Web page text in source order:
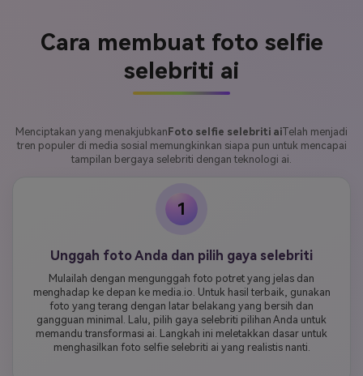
Cara membuat foto selfie
selebriti ai
Menciptakan yang menakjubkan Foto selfie selebriti aiTelah menjadi
tren populer di media sosial memungkinkan siapa pun untuk mencapai
tampilan bergaya selebriti dengan teknologi ai.
1
Unggah foto Anda dan pilih gaya selebriti
Mulailah dengan mengunggah foto potret yang jelas dan
menghadap ke depan ke media.io. Untuk hasil terbaik, gunakan
foto yang terang dengan latar belakang yang bersih dan
gangguan minimal. Lalu, pilih gaya selebriti pilihan Anda untuk
memandu transformasi ai. Langkah ini meletakkan dasar untuk
menghasilkan foto selfie selebriti ai yang realistis nanti.